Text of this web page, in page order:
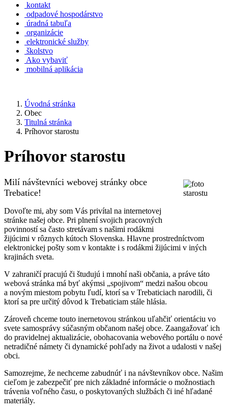
kontakt
odpadové hospodárstvo
úradná tabuľa
organizácie
elektronické služby
školstvo
Ako vybaviť
mobilná aplikácia
Úvodná stránka
Obec
Titulná stránka
Príhovor starostu
Príhovor starostu
Milí návštevníci webovej stránky obce
Trebatice!
Dovoľte mi, aby som Vás privítal na internetovej
stránke našej obce. Pri plnení svojich pracovných
povinností sa často stretávam s našimi rodákmi
žijúcimi v rôznych kútoch Slovenska. Hlavne prostredníctvom
elektronickej pošty som v kontakte i s rodákmi žijúcimi v iných
krajinách sveta.
V zahraničí pracujú či študujú i mnohí naši občania, a práve táto
webová stránka má byť akýmsi „spojivom“ medzi našou obcou
a novým miestom pobytu ľudí, ktorí sa v Trebaticiach narodili, či
ktorí sa pre určitý dôvod k Trebaticiam stále hlásia.
Zároveň chceme touto inernetovou stránkou uľahčiť orientáciu vo
svete samosprávy súčasným občanom našej obce. Zaangažovať ich
do pravidelnej aktualizácie, obohacovania webového portálu o nové
netradičné námety či dynamické pohľady na život a udalosti v našej
obci.
Samozrejme, že nechceme zabudnúť i na návštevníkov obce. Našim
cieľom je zabezpečiť pre nich základné informácie o možnostiach
trávenia voľného času, o poskytovaných službách či iné hľadané
materiály.